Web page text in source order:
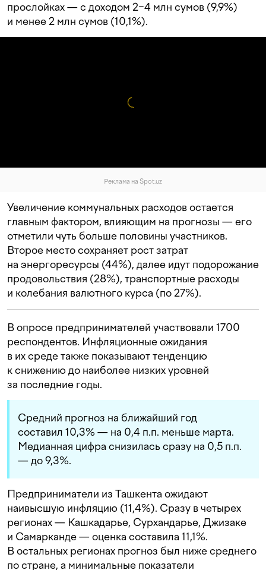
прослойках — с доходом 2−4 млн сумов (9,9%)
и менее 2 млн сумов (10,1%).
Реклама на Spot.uz
Увеличение коммунальных расходов остается
главным фактором, влияющим на прогнозы — его
отметили чуть больше половины участников.
Второе место сохраняет рост затрат
на энергоресурсы (44%), далее идут подорожание
продовольствия (28%), транспортные расходы
и колебания валютного курса (по 27%).
В опросе предпринимателей участвовали 1700
респондентов. Инфляционные ожидания
в их среде также показывают тенденцию
к снижению до наиболее низких уровней
за последние годы.
Средний прогноз на ближайший год
составил 10,3% — на 0,4 п.п. меньше марта.
Медианная цифра снизилась сразу на 0,5 п.п.
— до 9,3%.
Предприниматели из Ташкента ожидают
наивысшую инфляцию (11,4%). Сразу в четырех
регионах — Кашкадарье, Сурхандарье, Джизаке
и Самарканде — оценка составила 11,1%.
В остальных регионах прогноз был ниже среднего
по стране, а минимальные показатели